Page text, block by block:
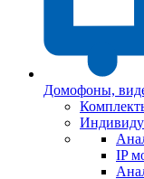
Домофоны,
IP